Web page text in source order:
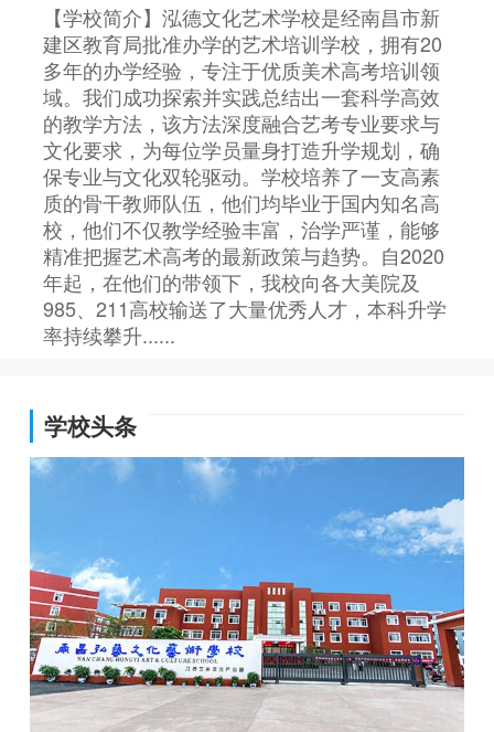
【学校简介】泓德文化艺术学校是经南昌市新
建区教育局批准办学的艺术培训学校，拥有20
多年的办学经验，专注于优质美术高考培训领
域。我们成功探索并实践总结出一套科学高效
的教学方法，该方法深度融合艺考专业要求与
文化要求，为每位学员量身打造升学规划，确
保专业与文化双轮驱动。学校培养了一支高素
质的骨干教师队伍，他们均毕业于国内知名高
校，他们不仅教学经验丰富，治学严谨，能够
精准把握艺术高考的最新政策与趋势。自2020
年起，在他们的带领下，我校向各大美院及
985、211高校输送了大量优秀人才，本科升学
率持续攀升......
学校头条